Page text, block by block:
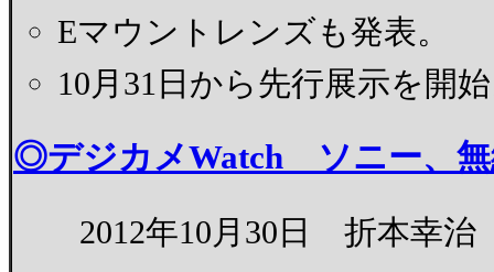
Eマウントレンズも発表。
10月31日から先行展示を開
◎デジカメWatch ソニー、無
2012年10月30日 折本幸治